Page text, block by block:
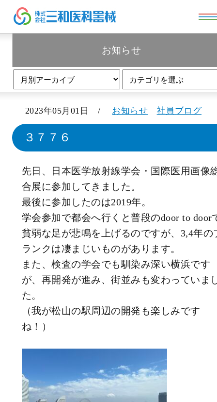
お知らせ
2023年05月01日 / お知らせ 社員ブログ
３７７６
先日、日本医学放射線学会・国際医用画像
合展に参加してきました。
最後に参加したのは2019年。
学会参加で都会へ行くと普段のdoor to door
貧弱な足が悲鳴を上げるのですが、3,4年の
ランクは凄まじいものがあります。
また、検査の学会でも馴染み深い横浜です
が、再開発が進み、街並みも変わっていま
た。
（我が松山の駅周辺の開発も楽しみです
ね！）
お知らせ